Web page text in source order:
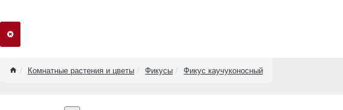
homeКомнатные растения и цветы Фикусы Фикус каучуконосный